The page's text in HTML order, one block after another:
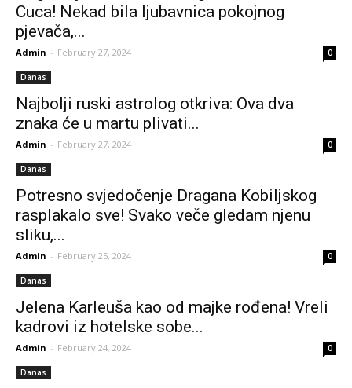
Cuca! Nekad bila ljubavnica pokojnog
pjevača,...
Admin - February 27, 2024 0
Danas
Najbolji ruski astrolog otkriva: Ova dva
znaka će u martu plivati...
Admin - February 27, 2024 0
Danas
Potresno svjedočenje Dragana Kobiljskog
rasplakalo sve! Svako veče gledam njenu
sliku,...
Admin - February 25, 2024 0
Danas
Jelena Karleuša kao od majke rođena! Vreli
kadrovi iz hotelske sobe...
Admin - February 24, 2024 0
Danas